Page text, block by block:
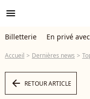
menu
Billetterie En privé avec
Accueil Dernières news Top
arrow_left RETOUR ARTICLE